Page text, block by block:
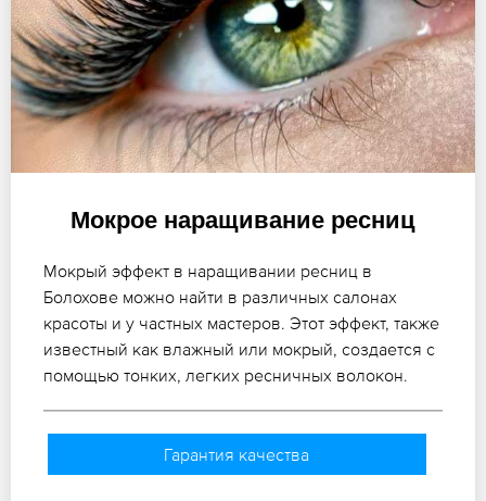
Мокрое наращивание ресниц
Мокрый эффект в наращивании ресниц в
Болохове можно найти в различных салонах
красоты и у частных мастеров. Этот эффект, также
известный как влажный или мокрый, создается с
помощью тонких, легких ресничных волокон.
Гарантия качества